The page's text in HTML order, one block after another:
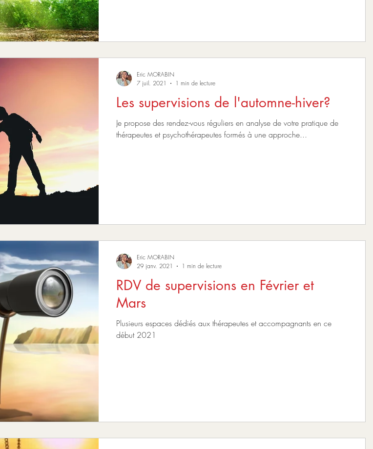
Les supervisions de l'automne-hiver?
Je propose des rendez-vous réguliers en analyse de votre pratique de
thérapeutes et psychothérapeutes formés à une approche...
Eric MORABIN
7 juil. 2021
1 min de lecture
RDV de supervisions en Février et
Mars
Plusieurs espaces dédiés aux thérapeutes et accompagnants en ce
début 2021
Eric MORABIN
29 janv. 2021
1 min de lecture